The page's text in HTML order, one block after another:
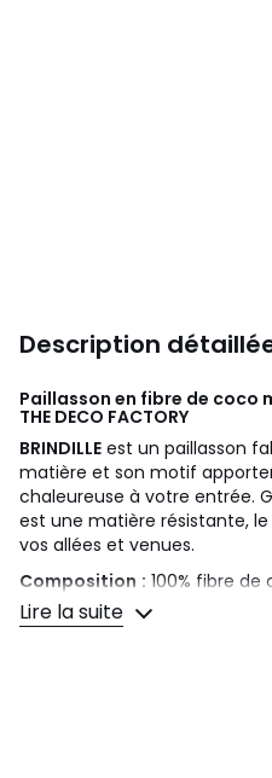
Description
Paillasson en fibre de coco
THE DECO FACTORY
BRINDILLE est un paillasson
matière et son motif
chaleureuse à votre entrée.
est une matière résistante,
vos allées et venues.
Composition : 100% fibre de
Epaisseur :15 mm
Lire la suite